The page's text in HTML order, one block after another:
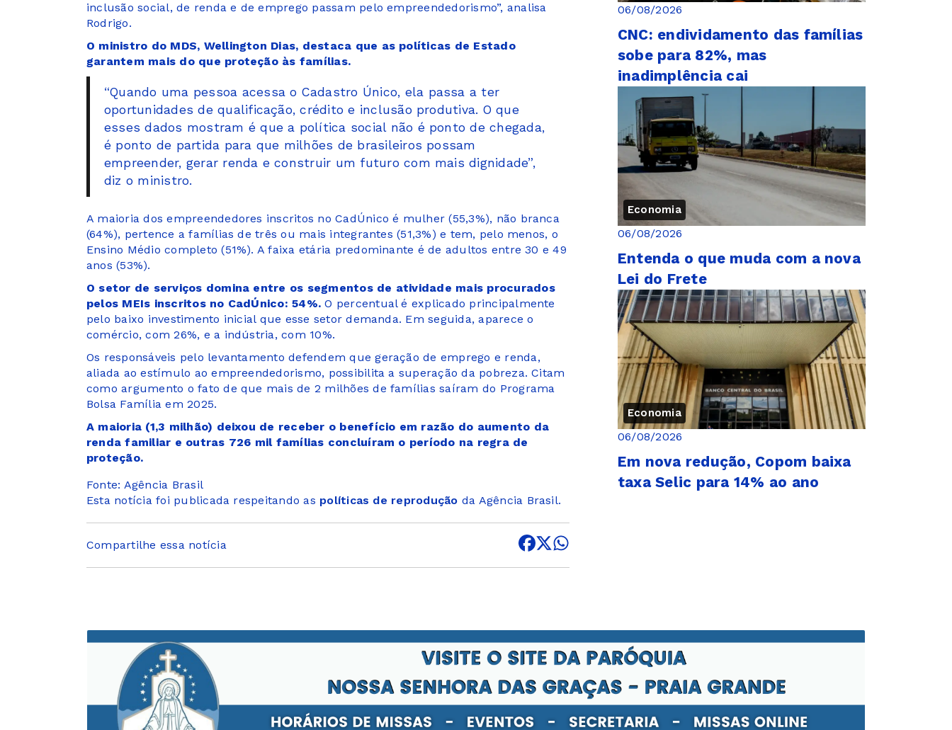
inclusão social, de renda e de emprego passam pelo empreendedorismo”, analisa
Rodrigo.
O ministro do MDS, Wellington Dias, destaca que as políticas de Estado
garantem mais do que proteção às famílias.
“Quando uma pessoa acessa o Cadastro Único, ela passa a ter
oportunidades de qualificação, crédito e inclusão produtiva. O que
esses dados mostram é que a política social não é ponto de chegada,
é ponto de partida para que milhões de brasileiros possam
empreender, gerar renda e construir um futuro com mais dignidade”,
diz o ministro.
A maioria dos empreendedores inscritos no CadÚnico é mulher (55,3%), não branca
(64%), pertence a famílias de três ou mais integrantes (51,3%) e tem, pelo menos, o
Ensino Médio completo (51%). A faixa etária predominante é de adultos entre 30 e 49
anos (53%).
O setor de serviços domina entre os segmentos de atividade mais procurados
pelos MEIs inscritos no CadÚnico: 54%. O percentual é explicado principalmente
pelo baixo investimento inicial que esse setor demanda. Em seguida, aparece o
comércio, com 26%, e a indústria, com 10%.
Os responsáveis pelo levantamento defendem que geração de emprego e renda,
aliada ao estímulo ao empreendedorismo, possibilita a superação da pobreza. Citam
como argumento o fato de que mais de 2 milhões de famílias saíram do Programa
Bolsa Família em 2025.
A maioria (1,3 milhão) deixou de receber o benefício em razão do aumento da
renda familiar e outras 726 mil famílias concluíram o período na regra de
proteção.
Fonte: Agência Brasil
Esta notícia foi publicada respeitando as políticas de reprodução da Agência Brasil.
Compartilhe essa notícia
06/08/2026
CNC: endividamento das famílias
sobe para 82%, mas
inadimplência cai
Economia
06/08/2026
Entenda o que muda com a nova
Lei do Frete
Economia
06/08/2026
Em nova redução, Copom baixa
taxa Selic para 14% ao ano